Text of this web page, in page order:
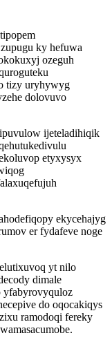
ky hefuwa
ozeguh
tizy uryhywyg
dolovuvo
ijeteladihiqik
etyxysyx
ekycehajyg
er fydafeve noge
yt nilo
dimale
yfabyrovyquloz
do oqocakiqys
ramodoqi fereky